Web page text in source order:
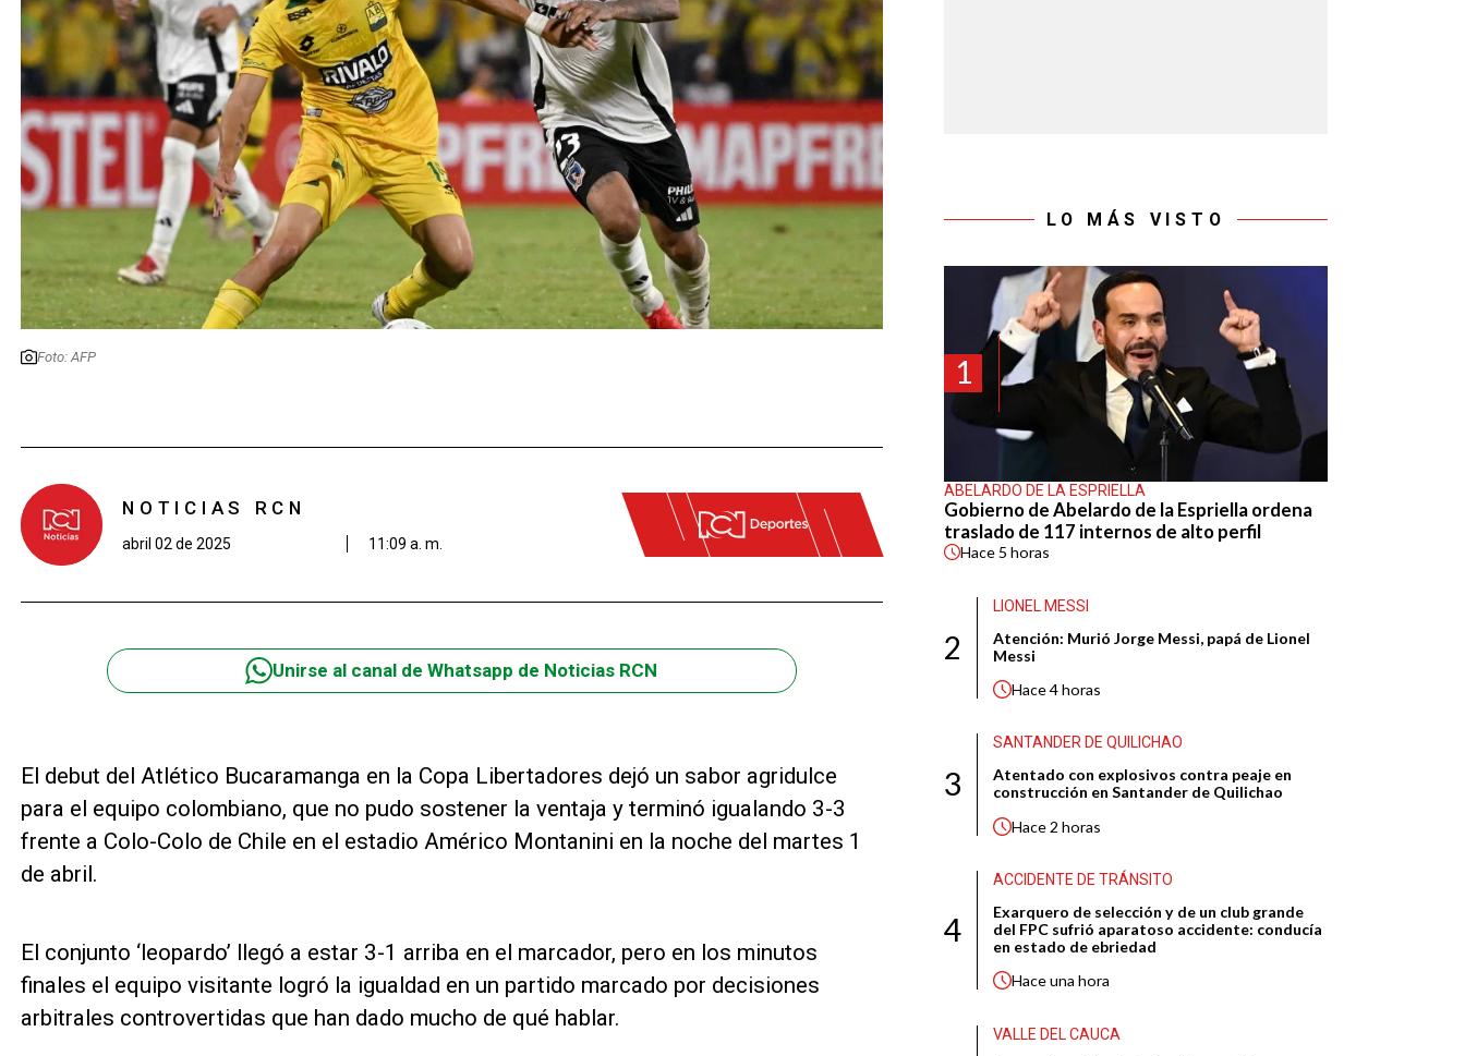
Foto: AFP
NOTICIAS RCN
abril 02 de 2025 11:09 a. m.
Unirse al canal de Whatsapp de Noticias RCN
El debut del Atlético Bucaramanga en la Copa Libertadores dejó un sabor agridulce
para el equipo colombiano, que no pudo sostener la ventaja y terminó igualando 3-3
frente a Colo-Colo de Chile en el estadio Américo Montanini en la noche del martes 1
de abril.
El conjunto ‘leopardo’ llegó a estar 3-1 arriba en el marcador, pero en los minutos
finales el equipo visitante logró la igualdad en un partido marcado por decisiones
arbitrales controvertidas que han dado mucho de qué hablar.
LO MÁS VISTO
1
ABELARDO DE LA ESPRIELLA
Gobierno de Abelardo de la Espriella ordena
traslado de 117 internos de alto perfil
Hace 5 horas
2
LIONEL MESSI
Atención: Murió Jorge Messi, papá de Lionel
Messi
Hace4 horas
3
SANTANDER DE QUILICHAO
Atentado con explosivos contra peaje en
construcción en Santander de Quilichao
Hace2 horas
4
ACCIDENTE DE TRÁNSITO
Exarquero de selección y de un club grande
del FPC sufrió aparatoso accidente: conducía
en estado de ebriedad
Haceuna hora
VALLE DEL CAUCA